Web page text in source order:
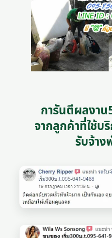
การันตีผลงาน
จากลูกค้าที่ใช้บ
รับจ้า